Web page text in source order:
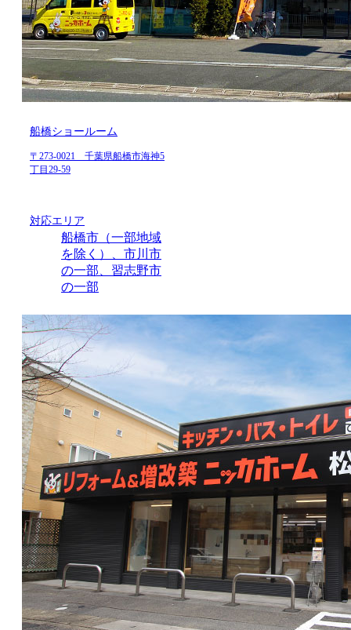
船橋ショールーム
〒273-0021 千葉県船橋市海神5
丁目29-59
対応エリア
船橋市（一部地域
を除く）、市川市
の一部、習志野市
の一部